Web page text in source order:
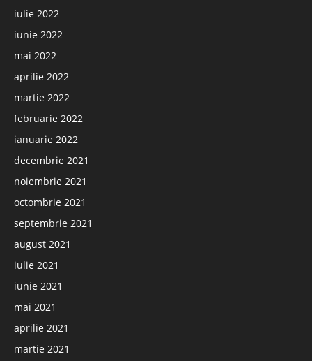
iulie 2022
iunie 2022
mai 2022
aprilie 2022
martie 2022
februarie 2022
ianuarie 2022
decembrie 2021
noiembrie 2021
octombrie 2021
septembrie 2021
august 2021
iulie 2021
iunie 2021
mai 2021
aprilie 2021
martie 2021